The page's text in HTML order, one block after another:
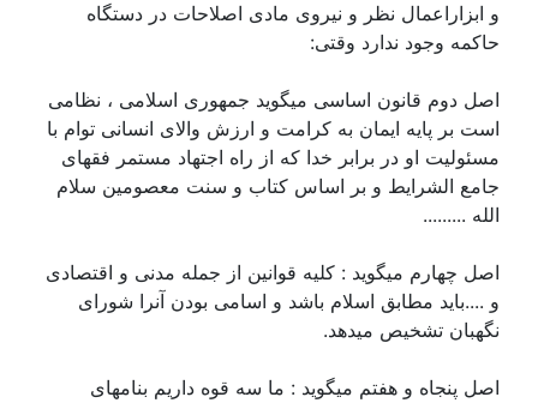
و ابزاراعمال نظر و نیروی مادی اصلاحات در دستگاه
حاکمه وجود ندارد وقتی:
اصل دوم قانون اساسی میگوید جمهوری اسلامی ، نظامی
است بر پایه ایمان به کرامت و ارزش والای انسانی توام با
مسئولیت او در برابر خدا که از راه اجتهاد مستمر فقهای
جامع الشرایط و بر اساس کتاب و سنت معصومین سلام
الله .........
اصل چهارم میگوید : کلیه قوانین از جمله مدنی و اقتصادی
و ....باید مطابق اسلام باشد و اسامی بودن آنرا شورای
نگهبان تشخیص میدهد.
اصل پنجاه و هفتم میگوید : ما سه قوه داریم بنامهای